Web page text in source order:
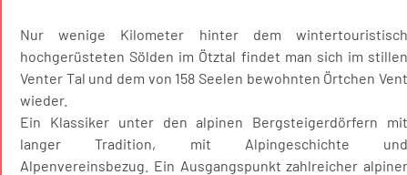
Nur wenige Kilometer hinter dem wintertouristisch
hochgerüsteten Sölden im Ötztal findet man sich im stillen
Venter Tal und dem von 158 Seelen bewohnten Örtchen Vent
wieder.
Ein Klassiker unter den alpinen Bergsteigerdörfern mit
langer Tradition, mit Alpingeschichte und
Alpenvereinsbezug. Ein Ausgangspunkt zahlreicher alpiner